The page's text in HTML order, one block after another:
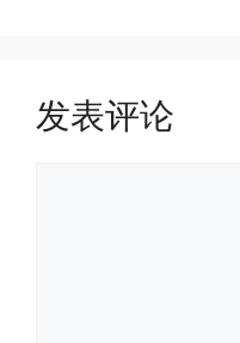
发表评论